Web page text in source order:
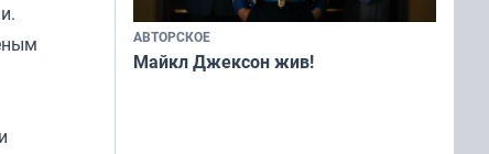
АВТОРСКОЕ
Майкл Джексон жив!